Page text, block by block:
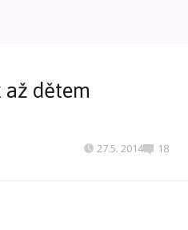
dětem
27.5. 2014 18